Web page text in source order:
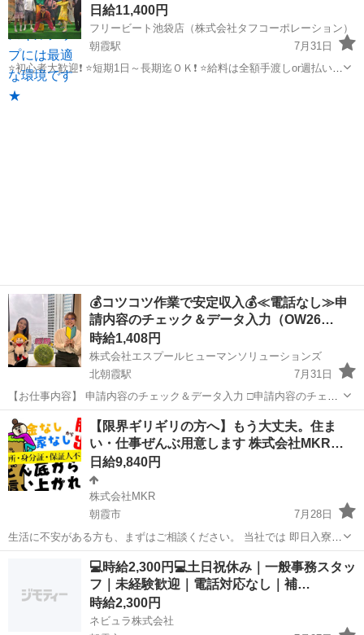
日給11,400円
フリービート池袋店（株式会社タフコーポレーション）
朝霞駅
7月31日
⭐初心者大歓迎❗ ⭐短期1日～長期迄ＯＫ❗ ⭐給料は全額手渡しor週払い振
込み❗ ⭐仕事が早く終わった時も給与保証❗ ⭐シフトは前日提出でもＯＫ
❗ ✅ 給与・待遇 日勤/日給11400円～ ※10勤務までは...
埼玉
💰コツコツ作業で安定収入💰≪電話なし≫申
請内容のチェック＆データ入力（OW26…
時給1,408円
株式会社エスプールヒューマンソリューションズ
北朝霞駅
7月31日
【お仕事内容】 申請内容のチェック＆データ入力 □申請内容のチェッ
ク ＞未入力や間違いがないか確認する、簡単な不備チェックです □専
用システムへのデータ入力 ＞「氏名」「連絡先」「郵便番号」「住
所」など決ま...
埼玉 朝霞市 北朝霞駅 一般事務 時給
【限界ギリギリの方へ】もう大丈夫。住ま
い・仕事ぜんぶ用意します 株式会社MKR…
日給9,840円
株式会社MKR
朝霞市
7月28日
生活に不安がある方も、まずはご相談ください。 当社では 即日入寮で
きる寮をご用意しており、 お仕事と住まいを同時にスタートできま
がら、無理なく働ける環境です...
朝霞市 警備員 MKR
💻時給2,300円💻土日祝休み｜一般事務スタッ
フ｜未経験歓迎｜電話対応なし｜補…
時給2,300円
ネビュラ株式会社